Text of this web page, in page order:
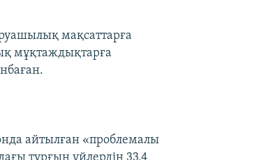
мақсаттарға
мұқтаждықтарға
айтылған «проблемалы